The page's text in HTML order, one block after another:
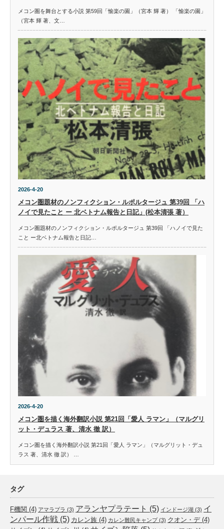
メコン圏を舞台とする小説 第59回「愉楽の園」（宮本 輝 著） 「愉楽の園」
（宮本 輝 著、文…
2026-4-20
メコン圏題材のノンフィクション・ルポルタージュ 第39回 「ハ
ノイで見たこと ー 北ベトナム報告と日記」(松本清張 著）
メコン圏題材のノンフィクション・ルポルタージュ 第39回 「ハノイで見た
こと ー北ベトナム報告と日記…
2026-4-20
メコン圏を描く海外翻訳小説 第21回「愛人 ラマン」（マルグリ
ット・デュラス 著、清水 徹 訳）
メコン圏を描く海外翻訳小説 第21回「愛人 ラマン」（マルグリット・デュ
ラス 著、清水 徹 訳） …
タグ
F機関 (4) アマラプラ (3) アランヤプラテート (5) インドージ湖 (3) イ
ンパール作戦 (5) カレン族 (4) カレン難民キャンプ(3) クオン・デ(4)